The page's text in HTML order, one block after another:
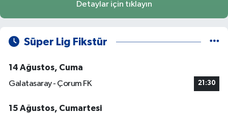
Detaylar için tıklayın
Süper Lig Fikstür
14 Ağustos, Cuma
Galatasaray - Çorum FK
21:30
15 Ağustos, Cumartesi